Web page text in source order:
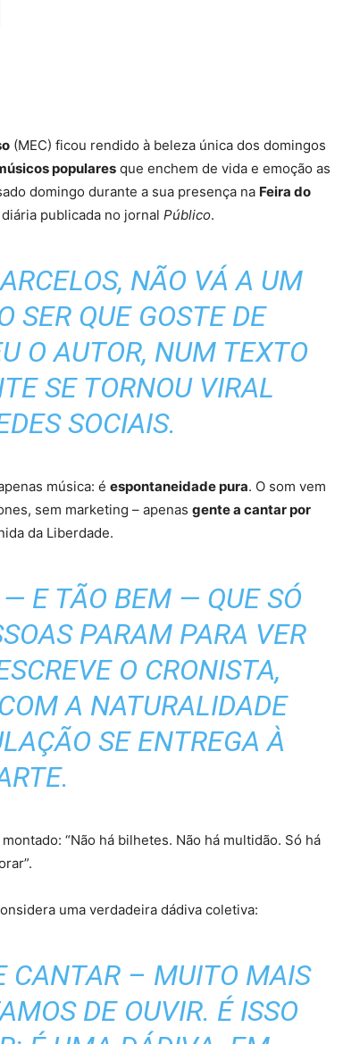
(MEC) ficou rendido à beleza única dos domingos
populares que enchem de vida e emoção as
domingo durante a sua presença na Feira do
publicada no jornal Público.
NÃO VÁ A UM
SER QUE GOSTE DE
O AUTOR, NUM TEXTO
SE TORNOU VIRAL
SOCIAIS.
música: é espontaneidade pura. O som vem
sem marketing – apenas gente a cantar por
da Liberdade.
E TÃO BEM — QUE SÓ
PARAM PARA VER
O CRONISTA,
A NATURALIDADE
SE ENTREGA À
“Não há bilhetes. Não há multidão. Só há
uma verdadeira dádiva coletiva:
CANTAR – MUITO MAIS
DE OUVIR. É ISSO